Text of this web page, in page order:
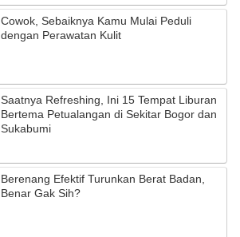
Cowok, Sebaiknya Kamu Mulai Peduli
dengan Perawatan Kulit
Saatnya Refreshing, Ini 15 Tempat Liburan
Bertema Petualangan di Sekitar Bogor dan
Sukabumi
Berenang Efektif Turunkan Berat Badan,
Benar Gak Sih?